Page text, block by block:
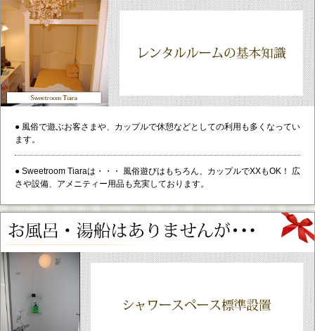
● 風俗で遊ぶお客さまや、カップルで休憩などとしての利用も多くなってい
ます。
● Sweetroom Tiaraは・・・ 風俗遊びはもちろん、カップルでXXもOK！ 広
さや設備、アメニティー用品も充実しております。